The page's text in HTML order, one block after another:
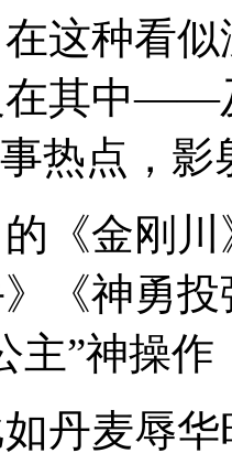
种看似
在其中——
热点，
金刚川
》《神勇
主”神操作
麦辱华